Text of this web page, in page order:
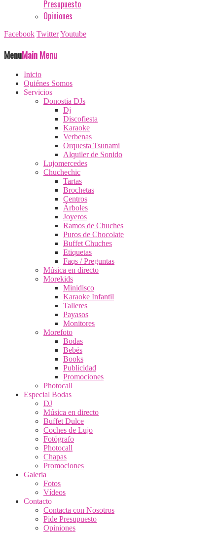
Presupuesto
Opiniones
Facebook TwitterYoutube
MenuMain Menu
Inicio
Quiénes Somos
Servicios
Donostia DJs
Dj
Discofiesta
Karaoke
Verbenas
Orquesta Tsunami
Alquiler de Sonido
Lujomercedes
Chuchechic
Tartas
Brochetas
Centros
Árboles
Joyeros
Ramos de Chuches
Puros de Chocolate
Buffet Chuches
Etiquetas
Faqs / Preguntas
Música en directo
Morekids
Minidisco
Karaoke Infantil
Talleres
Payasos
Monitores
Morefoto
Bodas
Bebés
Books
Publicidad
Promociones
Photocall
Especial Bodas
DJ
Música en directo
Buffet Dulce
Coches de Lujo
Fotógrafo
Photocall
Chapas
Promociones
Galeria
Fotos
Vídeos
Contacto
Contacta con Nosotros
Pide Presupuesto
Opiniones